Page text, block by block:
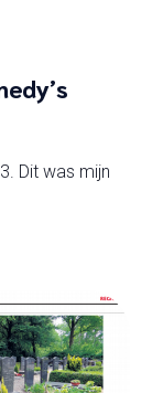
Dit was mijn